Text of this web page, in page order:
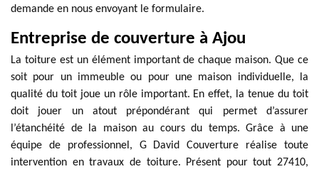
demande en nous envoyant le formulaire.
Entreprise de couverture à Ajou
La toiture est un élément important de chaque maison. Que ce
soit pour un immeuble ou pour une maison individuelle, la
qualité du toit joue un rôle important. En effet, la tenue du toit
doit jouer un atout prépondérant qui permet d’assurer
l’étanchéité de la maison au cours du temps. Grâce à une
équipe de professionnel, G David Couverture réalise toute
intervention en travaux de toiture. Présent pour tout 27410,